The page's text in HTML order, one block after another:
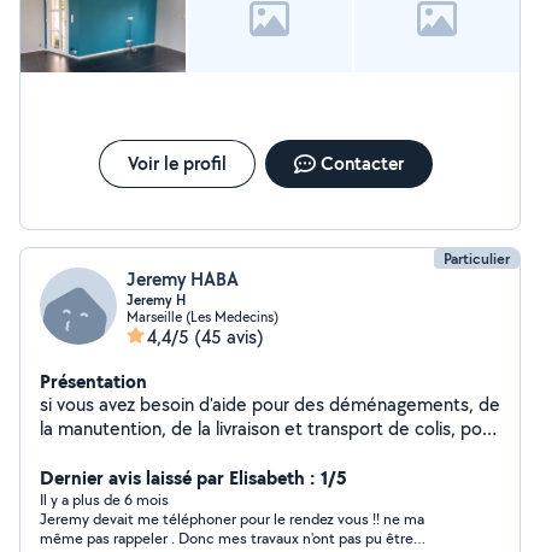
Voir le profil Contacter
Particulier
Jeremy HABA
Jeremy H
Marseille (Les Medecins)
4,4/5 (45 avis)
Présentation
si vous avez besoin d'aide pour des déménagements, de
la manutention, de la livraison et transport de colis, pour
n'hésitez pas ce sera un plaisir de vous aider. je suis
sérieux, ponctuel et sympathique.
Dernier avis laissé par Elisabeth : 1/5
Il y a plus de 6 mois
Jeremy devait me téléphoner pour le rendez vous !! ne ma
même pas rappeler . Donc mes travaux n'ont pas pu être